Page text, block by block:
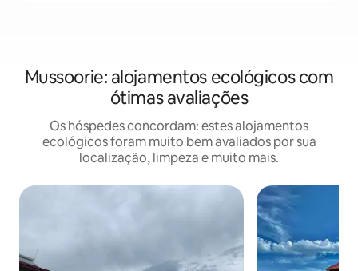
Mussoorie: alojamentos ecológicos com
ótimas avaliações
Os hóspedes concordam: estes alojamentos
ecológicos foram muito bem avaliados por sua
localização, limpeza e muito mais.